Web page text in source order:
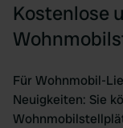
Kostenlose
Für Wohnmobil-
Neuigkeiten: Sie